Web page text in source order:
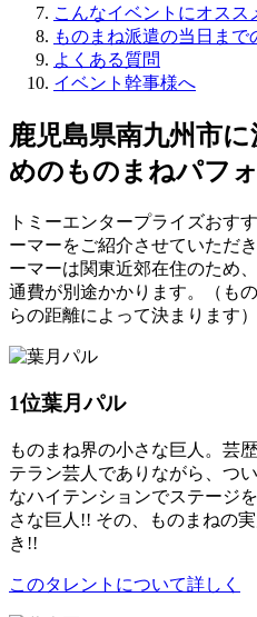
こんなイベントにオスス
ものまね派遣の当日まで
よくある質問
イベント幹事様へ
鹿児島県南九州市
めのものまねパフ
トミーエンタープライズおす
ーマーをご紹介させていただ
ーマーは関東近郊在住のため
通費が別途かかります。（も
らの距離によって決まります）
1位葉月パル
ものまね界の小さな巨人。芸
テラン芸人でありながら、つ
なハイテンションでステージ
さな巨人!! その、ものまねの
き!!
このタレントについて詳しく